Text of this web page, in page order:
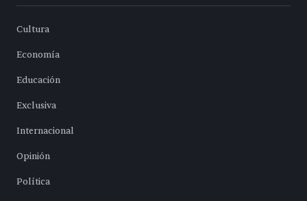
Cultura
Economía
Educación
Exclusiva
Internacional
Opinión
Política